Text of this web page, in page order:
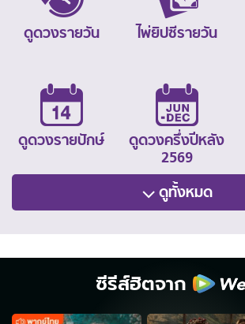
ดูดวงรายวัน ไพ่ยิปซีรายวัน
ดูดวงรายปักษ์
ดูดวงครึ่งปีหลัง
2569
ดูทั้งหมด
ซีรีส์ฮิตจาก